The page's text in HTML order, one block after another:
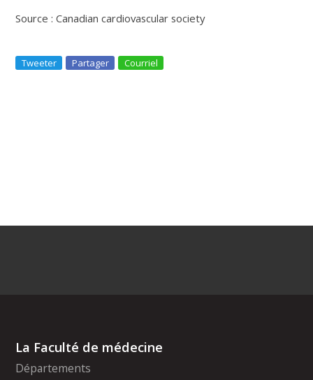
Source : Canadian cardiovascular society
Tweeter Partager Courriel
La Faculté de médecine
Départements